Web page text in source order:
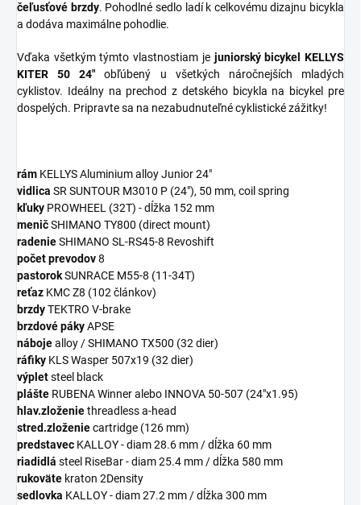
čeľusťové brzdy. Pohodlné sedlo ladí k celkovému dizajnu bicykla
a dodáva maximálne pohodlie.
Vďaka všetkým týmto vlastnostiam je juniorský bicykel KELLYS
KITER 50 24" obľúbený u všetkých náročnejších mladých
cyklistov. Ideálny na prechod z detského bicykla na bicykel pre
dospelých. Pripravte sa na nezabudnuteľné cyklistické zážitky!
rám KELLYS Aluminium alloy Junior 24"
vidlica SR SUNTOUR M3010 P (24"), 50 mm, coil spring
kľuky PROWHEEL (32T) - dĺžka 152 mm
meničSHIMANO TY800 (direct mount)
radenieSHIMANO SL-RS45-8 Revoshift
počet prevodov8
pastorokSUNRACE M55-8 (11-34T)
reťaz KMC Z8 (102 článkov)
brzdyTEKTRO V-brake
brzdové pákyAPSE
nábojealloy / SHIMANO TX500 (32 dier)
ráfiky KLS Wasper 507x19 (32 dier)
výpletsteel black
plášte RUBENA Winner alebo INNOVA 50-507 (24"x1.95)
hlav.zloženiethreadless a-head
stred.zloženiecartridge (126 mm)
predstavec KALLOY - diam 28.6 mm / dĺžka 60 mm
riadidlá steel RiseBar - diam 25.4 mm / dĺžka 580 mm
rukoväte kraton 2Density
sedlovka KALLOY - diam 27.2 mm / dĺžka 300 mm